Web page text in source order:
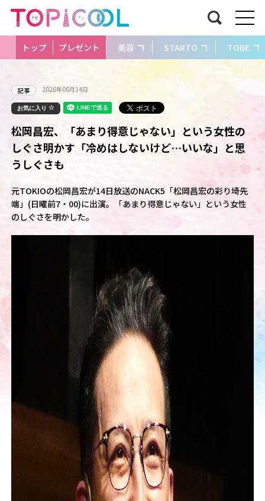
トップ プレゼント 美容 STARTO TOBE
記事 2026年06月14日
お気に入り
松岡昌宏、「あまり得意じゃない」という女性の
しぐさ明かす「冷めはしないけど…いいな」と思
うしぐさも
元TOKIOの松岡昌宏が14日放送のNACK5「松岡昌宏の彩り埼先
端」(日曜前7・00)に出演。「あまり得意じゃない」という女性
のしぐさを明かした。